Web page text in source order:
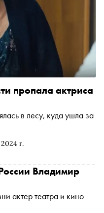
г.
пропала актриса
в лесу, куда ушла за
Владимир
актер театра и кино